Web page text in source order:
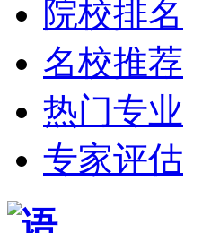
院校排名
名校推荐
热门专业
专家评估